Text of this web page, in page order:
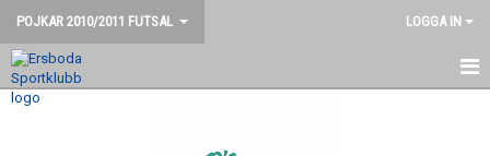
POJKAR 2010/2011 FUTSAL LOGGA IN
HEM